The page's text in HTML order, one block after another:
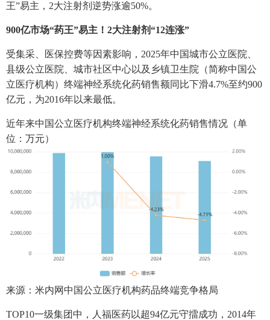
王”易主，2大注射剂逆势涨逾50%。
900亿市场“药王”易主！2大注射剂“12连涨”
受集采、医保控费等因素影响，2025年中国城市公立医院、
县级公立医院、城市社区中心以及乡镇卫生院（简称中国公
立医疗机构）终端神经系统化药销售额同比下滑4.7%至约900
亿元，为2016年以来最低。
近年来中国公立医疗机构终端神经系统化药销售情况（单
位：万元）
来源：米内网中国公立医疗机构药品终端竞争格局
TOP10一级集团中，人福医药以超94亿元守擂成功，2014年